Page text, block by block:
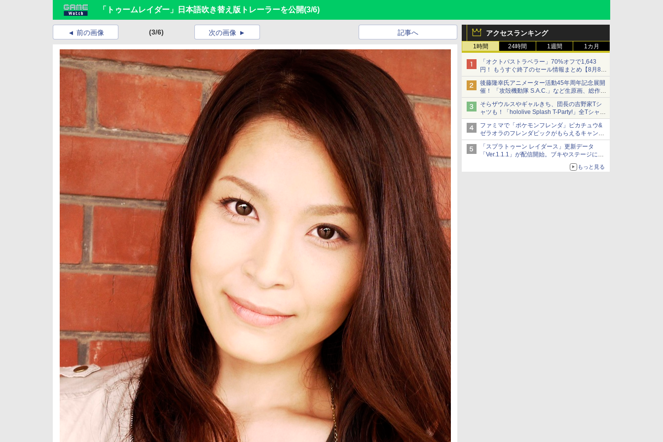
「トゥームレイダー」日本語吹き替え版トレーラーを公開(3/6)
アクセスランキング
1時間 24時間 1週間 1カ月
「オクトパストラベラー」70%オフで1,643
円！ もうすぐ終了のセール情報まとめ【8月8日
更新】
ニンテンドーeショップでは「大神 絶景版」が
67%オフで990円
後藤隆幸氏アニメーター活動45年周年記念展開
催！ 「攻殻機動隊 S.A.C.」など生原画、総作画
監督修正が展示
そらザウルスやギャルきち、団長の吉野家Tシ
ャツも！「hololive Splash T-Party!」全Tシャツ
ラインナップ公開＆オンライン販売開始
ファミマで「ポケモンフレンダ」ピカチュウ&
ゼラオラのフレンダピックがもらえるキャンペ
ーン開催！
「スプラトゥーン レイダース」更新データ
「Ver.1.1.1」が配信開始。ブキやステージに関
もっと見る
前の画像 (3/6) 記事へ
次の画像